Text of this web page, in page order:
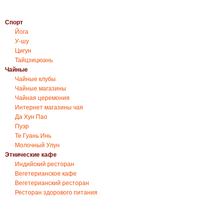
Спорт
Йога
У-шу
Цигун
Тайцзицюань
Чайные
Чайные клубы
Чайные магазины
Чайная церемония
Интернет магазины чая
Да Хун Пао
Пуэр
Те Гуань Инь
Молочный Улун
Этнические кафе
Индийский ресторан
Вегетерианское кафе
Вегетерианский ресторан
Ресторан здорового питания